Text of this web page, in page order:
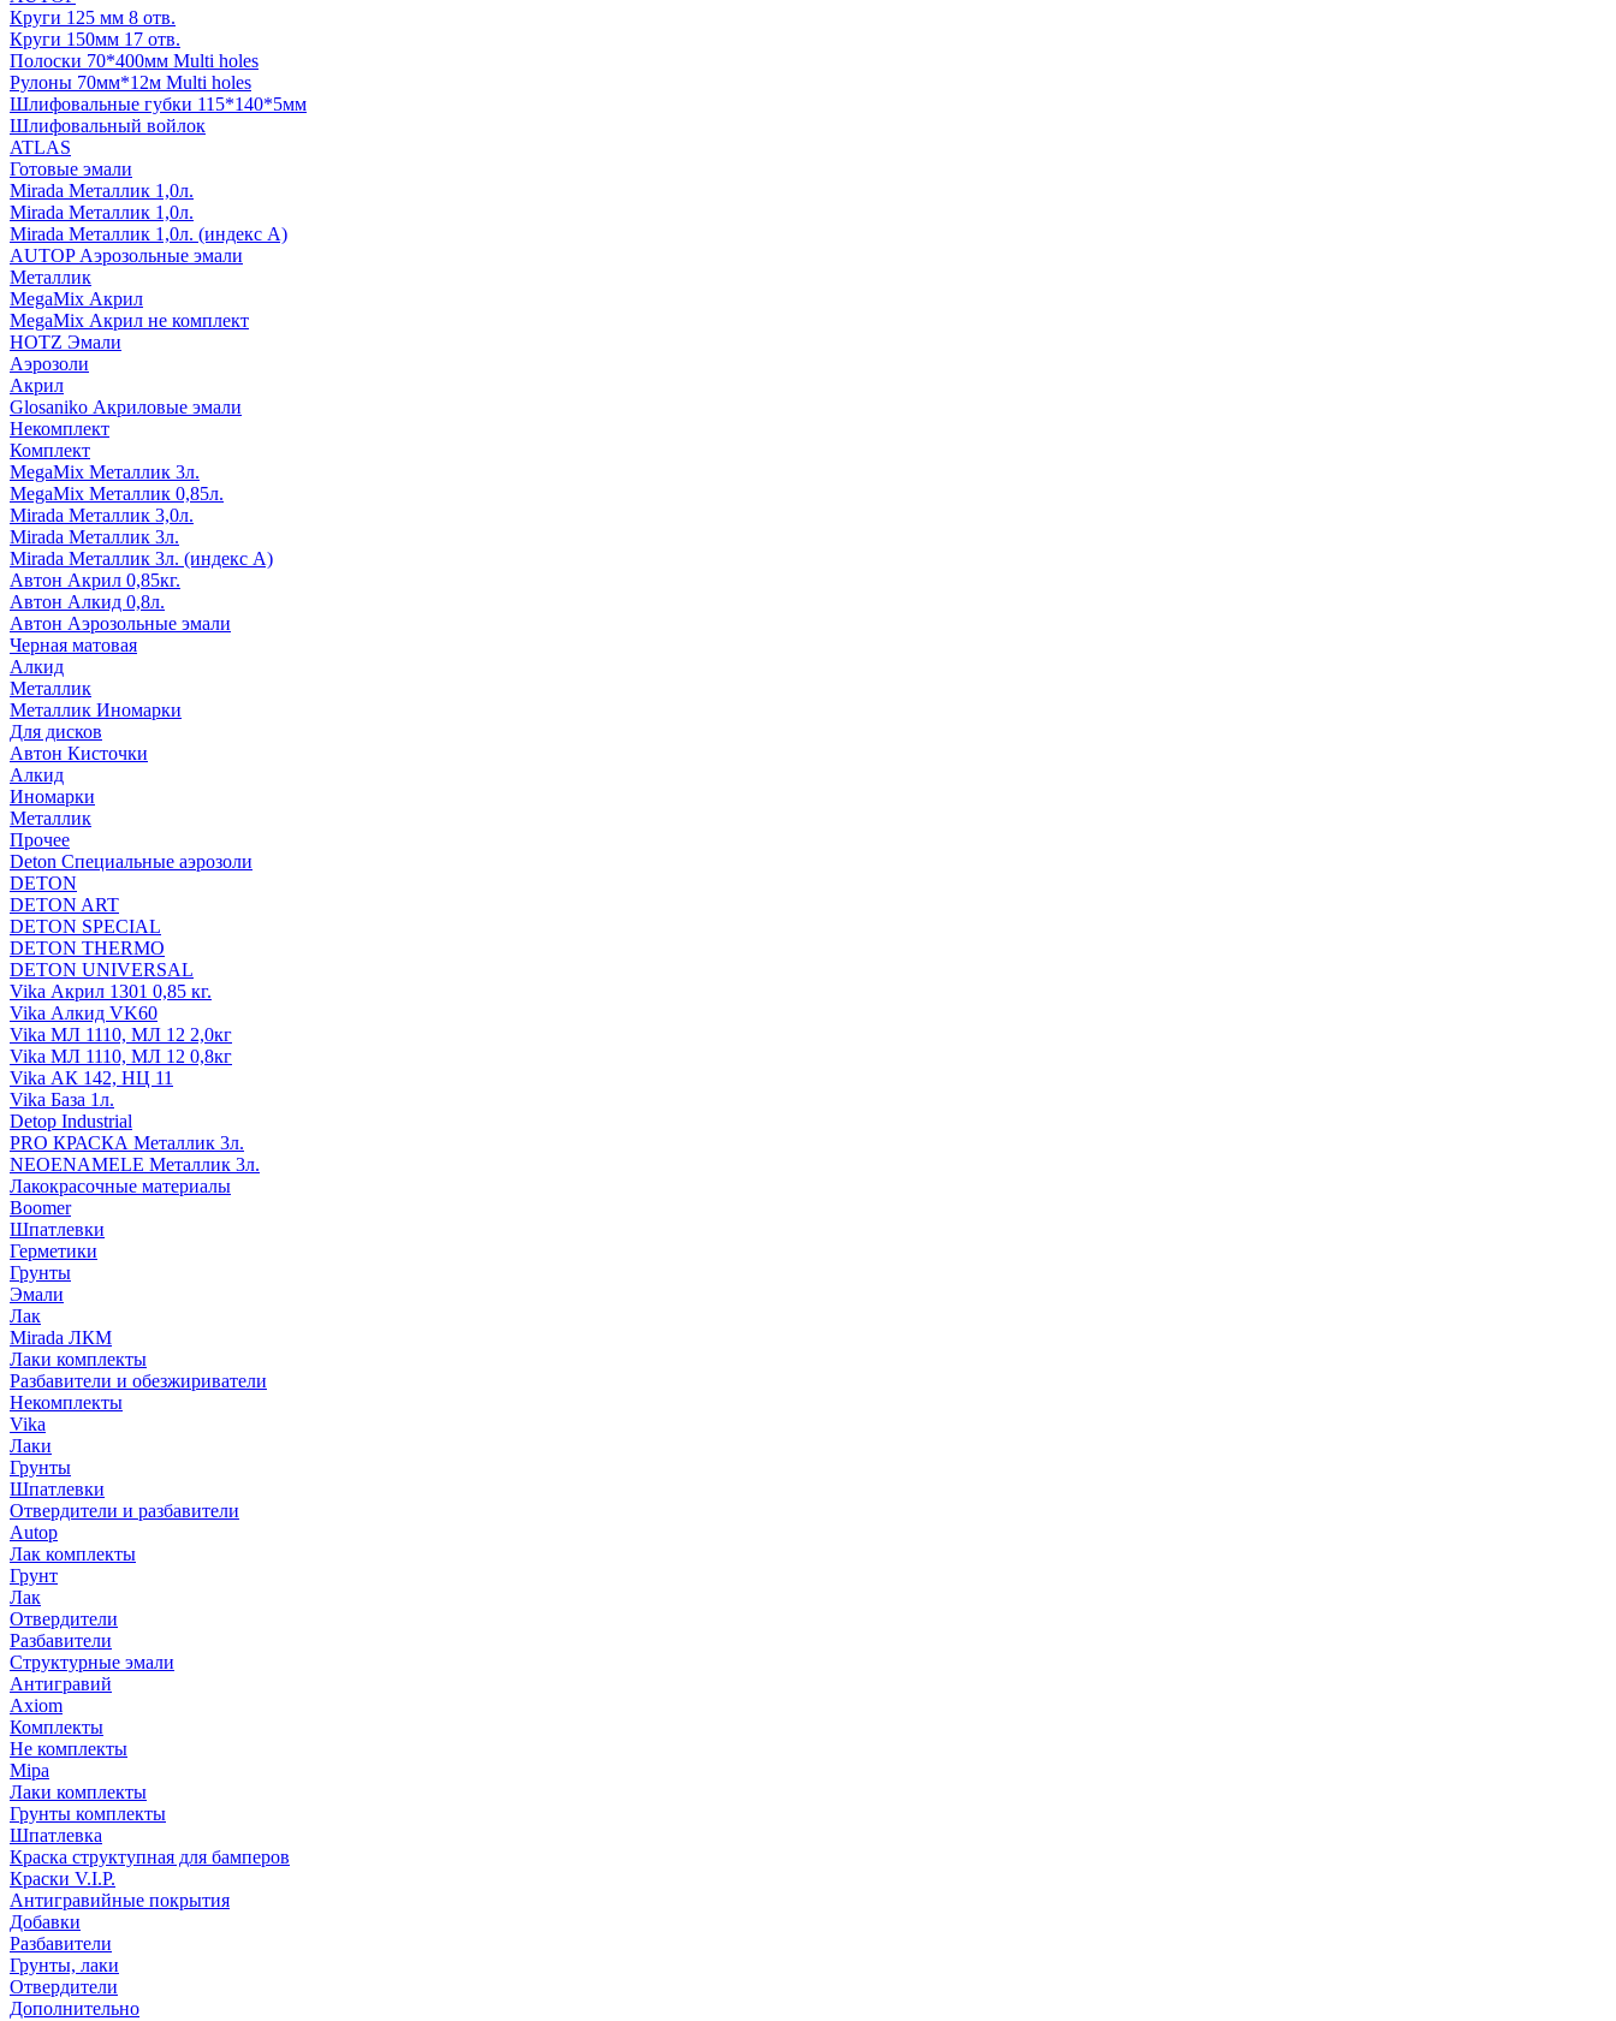
Круги 125 мм 8 отв.
Круги 150мм 17 отв.
Полоски 70*400мм Multi holes
Рулоны 70мм*12м Multi holes
Шлифовальные губки 115*140*5мм
Шлифовальный войлок
ATLAS
Готовые эмали
Mirada Металлик 1,0л.
Mirada Металлик 1,0л.
Mirada Металлик 1,0л. (индекс А)
AUTOP Аэрозольные эмали
Металлик
MegaMix Акрил
MegaMix Акрил не комплект
HOTZ Эмали
Аэрозоли
Акрил
Glosaniko Акриловые эмали
Некомплект
Комплект
MegaMix Металлик 3л.
MegaMix Металлик 0,85л.
Mirada Металлик 3,0л.
Mirada Металлик 3л.
Mirada Металлик 3л. (индекс А)
Автон Акрил 0,85кг.
Автон Алкид 0,8л.
Автон Аэрозольные эмали
Черная матовая
Алкид
Металлик
Металлик Иномарки
Для дисков
Автон Кисточки
Алкид
Иномарки
Металлик
Прочее
Deton Специальные аэрозоли
DETON
DETON ART
DETON SPECIAL
DETON THERMO
DETON UNIVERSAL
Vika Акрил 1301 0,85 кг.
Vika Алкид VK60
Vika МЛ 1110, МЛ 12 2,0кг
Vika МЛ 1110, МЛ 12 0,8кг
Vika АК 142, НЦ 11
Vika База 1л.
Detop Industrial
PRO КРАСКА Металлик 3л.
NEOENAMELE Металлик 3л.
Лакокрасочные материалы
Boomer
Шпатлевки
Герметики
Грунты
Эмали
Лак
Mirada ЛКМ
Лаки комплекты
Разбавители и обезжириватели
Некомплекты
Vika
Лаки
Грунты
Шпатлевки
Отвердители и разбавители
Autop
Лак комплекты
Грунт
Лак
Отвердители
Разбавители
Структурные эмали
Антигравий
Axiom
Комплекты
Не комплекты
Mipa
Лаки комплекты
Грунты комплекты
Шпатлевка
Краска структупная для бамперов
Краски V.I.P.
Антигравийные покрытия
Добавки
Разбавители
Грунты, лаки
Отвердители
Дополнительно